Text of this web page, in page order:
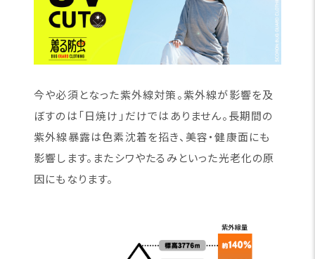
今や必須となった紫外線対策。紫外線が影響を及
ぼすのは「日焼け」だけではありません。長期間の
紫外線暴露は色素沈着を招き、美容・健康面にも
影響します。またシワやたるみといった光老化の原
因にもなります。